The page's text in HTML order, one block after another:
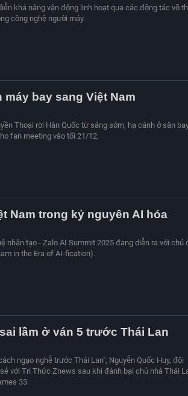
khả năng vận động linh hoạt qua các động tác võ
công nghệ người máy.
bay sang Việt Nam
Thoại rời Hàn Quốc từ sáng sớm, hạ cánh ở sân
fan meeting vào tối 21/12.
Nam trong kỷ nguyên AI hóa
nhân tạo - Zalo AI Summit 2025 đang diễn ra với chủ
in the Era of AI-fication).
lầm ở ván 5 trước Thái Lan
ngạo nghễ trước Thái Lan", Nguyễn Quốc Huy, đội
với Tri Thức Znews sau khi đánh bại chủ nhà Thái
33.